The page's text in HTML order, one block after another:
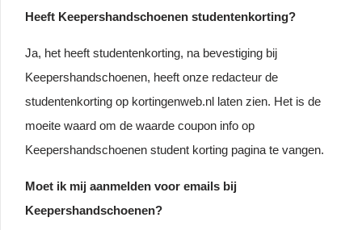
Heeft Keepershandschoenen studentenkorting?
Ja, het heeft studentenkorting, na bevestiging bij
Keepershandschoenen, heeft onze redacteur de
studentenkorting op kortingenweb.nl laten zien. Het is de
moeite waard om de waarde coupon info op
Keepershandschoenen student korting pagina te vangen.
Moet ik mij aanmelden voor emails bij
Keepershandschoenen?